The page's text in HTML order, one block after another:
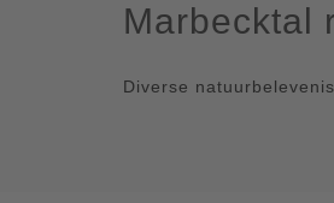
Marbecktal
Diverse